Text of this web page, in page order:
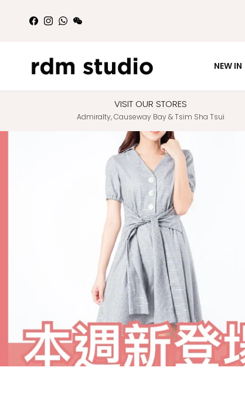
Facebook
Instagram
WhatsApp
WeChat
NEW IN
VISIT OUR STORES
Admiralty, Causeway Bay & Tsim Sha Tsui